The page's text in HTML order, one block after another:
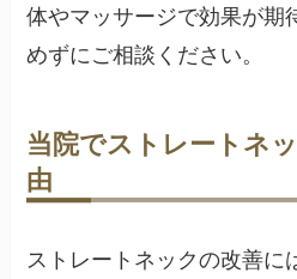
体やマッサージで効果が期
めずにご相談ください。
当院でストレートネ
由
ストレートネックの改善に